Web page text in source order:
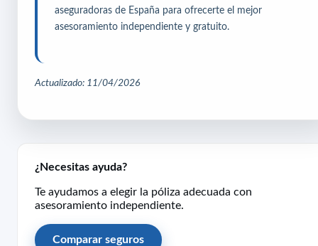
aseguradoras de España para ofrecerte el mejor
asesoramiento independiente y gratuito.
Actualizado: 11/04/2026
¿Necesitas ayuda?
Te ayudamos a elegir la póliza adecuada con
asesoramiento independiente.
Comparar seguros